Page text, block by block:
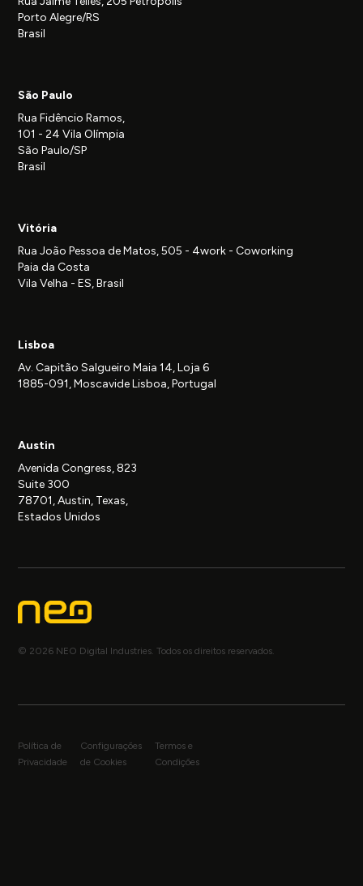
Porto Alegre/RS
Brasil
São Paulo
Rua Fidêncio Ramos,
101 - 24 Vila Olímpia
São Paulo/SP
Brasil
Vitória
Rua João Pessoa de Matos, 505 - 4work - Coworking
Paia da Costa
Vila Velha - ES, Brasil
Lisboa
Av. Capitão Salgueiro Maia 14, Loja 6
1885-091, Moscavide Lisboa, Portugal
Austin
Avenida Congress, 823
Suite 300
78701, Austin, Texas,
Estados Unidos
© 2026 NEO Digital Industries. Todos os direitos reservados.
Política de
Privacidade
Configurações
de Cookies
Termos e
Condições